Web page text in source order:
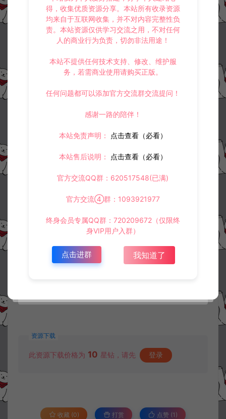
资源下载
此资源下载价格为 10 星钻，请先 登录
收藏 (0) 打赏 点赞 (1 )
得，收集优质资源分享。本站所有收录资源
均来自于互联网收集，并不对内容完整性负
责。本站资源仅供学习交流之用，不对任何
人的商业行为负责，切勿非法用途！
本站不提供任何技术支持、修改、维护服
务，若需商业使用请购买正版。
任何问题都可以添加官方交流群交流提问！
感谢一路的陪伴！
本站免责声明： 点击查看（必看）
本站售后说明： 点击查看（必看）
官方交流QQ群：620517548(已满)
官方交流④群：1093921977
终身会员专属QQ群：720209672（仅限终
身VIP用户入群）
点击进群 我知道了